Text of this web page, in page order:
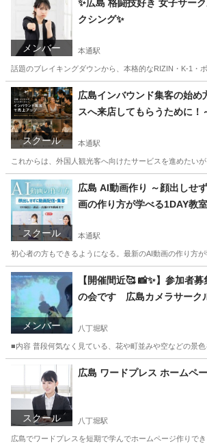
アート
メンバー
✨広島 格闘技好き 女子サー
クシング✨
本通駅
話題のブレイキングダウンから、本格的なRIZIN・K-1・
広島 広島市 本通駅 友達 東京 足立
格闘技
スクール
広島インバウンド集客の始
スへ来店してもらうために！
本通駅
これからは、外国人観光客へ向けたサービスを進めたい
広島 広島市 本通駅 その他 集客
スクール
広島 AI動画作り ～顔出しせ
画の作り方が学べる1DAY教
本通駅
初心者の方もできるようになる。最新のAI動画の作り方
広島 広島市 本通駅 パソコン アート
メンバー
【開催間近🥰 📸✨】参加者
の会です 広島カメラサーク
八丁堀駅
■内容 普段何気なく見ている、花や町並みや空などの景
広島 広島市 八丁堀駅 友達 景色
スクール
広島 ワードプレス ホームペ
八丁堀駅
広島でワードプレスを短期で学んでホームページ作りで